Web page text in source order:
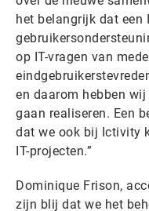
het belangrijk dat een
op IT-vragen van
en daarom hebben
gaan realiseren. Een
dat we ook bij Ictivity
IT-projecten.”
Dominique Frison,
zijn blij dat we het